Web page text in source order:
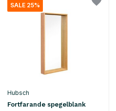
SALE 25%
Hubsch
Fortfarande spegelblank